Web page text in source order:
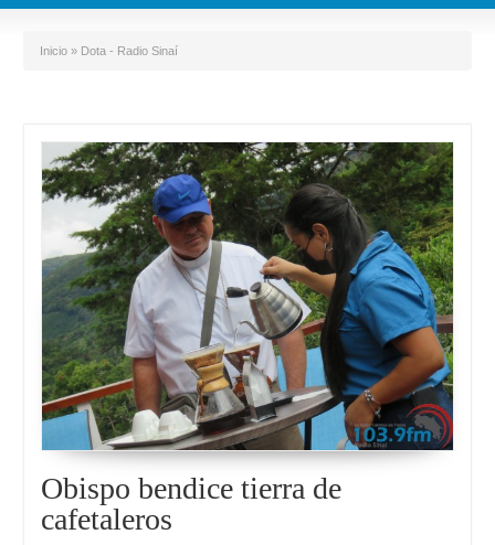
Inicio » Dota - Radio Sinaí
Obispo bendice tierra de
cafetaleros